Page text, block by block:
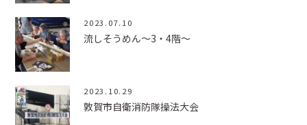
2023.07.10
流しそうめん～3・4階～
2023.10.29
敦賀市自衛消防隊操法大会